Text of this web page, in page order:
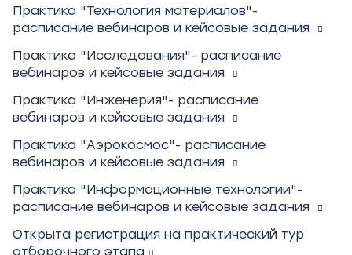
Практика "Технология материалов"-
расписание вебинаров и кейсовые задания
Практика "Исследования"- расписание
вебинаров и кейсовые задания
Практика "Инженерия"- расписание
вебинаров и кейсовые задания
Практика "Аэрокосмос"- расписание
вебинаров и кейсовые задания
Практика "Информационные технологии"-
расписание вебинаров и кейсовые задания
Открыта регистрация на практический тур
отборочного этапа